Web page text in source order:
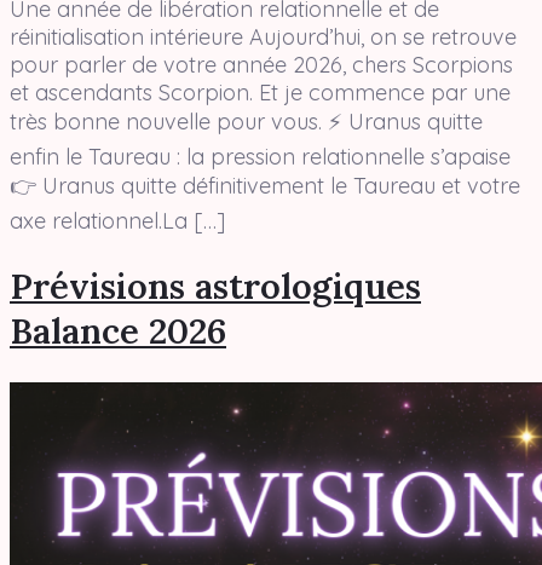
Une année de libération relationnelle et de
réinitialisation intérieure Aujourd’hui, on se retrouve
pour parler de votre année 2026, chers Scorpions
et ascendants Scorpion. Et je commence par une
très bonne nouvelle pour vous. ⚡ Uranus quitte
enfin le Taureau : la pression relationnelle s’apaise
👉 Uranus quitte définitivement le Taureau et votre
axe relationnel.La […]
Prévisions astrologiques
Balance 2026